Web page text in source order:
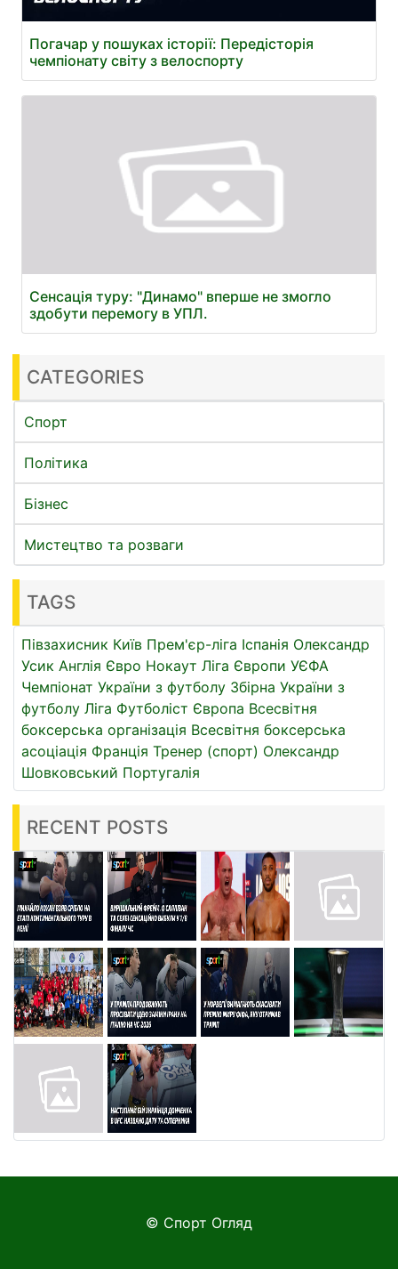
Погачар у пошуках історії: Передісторія
чемпіонату світу з велоспорту
Сенсація туру: "Динамо" вперше не змогло
здобути перемогу в УПЛ.
CATEGORIES
Спорт
Політика
Бізнес
Мистецтво та розваги
TAGS
Півзахисник Київ Прем'єр-ліга Іспанія Олександр
Усик Англія Євро Нокаут Ліга Європи УЄФА
Чемпіонат України з футболу Збірна України з
футболу Ліга Футболіст Європа Всесвітня
боксерська організація Всесвітня боксерська
асоціація Франція Тренер (спорт) Олександр
Шовковський Португалія
RECENT POSTS
© Спорт Огляд